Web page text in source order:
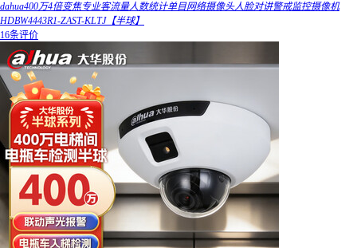
dahua400万4倍变焦专业客流量人数统计单目网络摄像头人脸对讲警戒监控摄像机
HDBW4443R1-ZAST-KLTJ【半球】
16条评价